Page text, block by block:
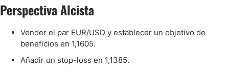
Perspectiva Alcista
Vender el par EUR/USD y establecer un objetivo de
beneficios en 1,1605.
Añadir un stop-loss en 1,1385.